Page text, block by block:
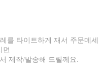
를 타이트하게 재서 주문메세
면
제작/발송해 드릴께요.